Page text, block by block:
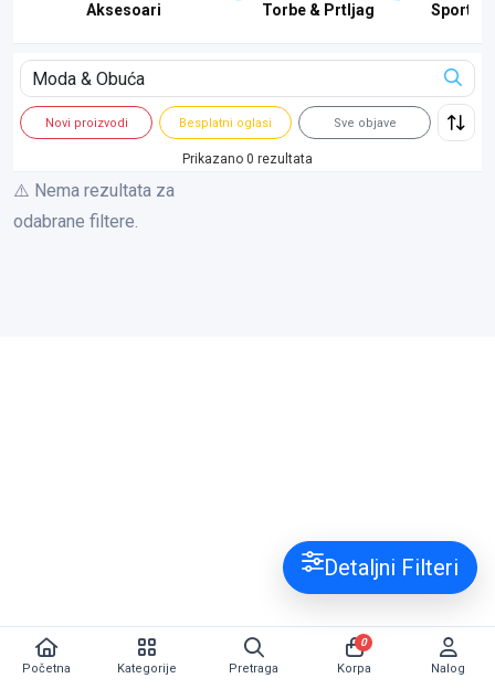
Aksesoari Torbe & Prtljag
Novi proizvodi Besplatni oglasi Sve objave
Prikazano 0 rezultata
⚠️ Nema rezultata za
odabrane filtere.
Detaljni Filteri
Početna Kategorije Pretraga Korpa
0
Nalog